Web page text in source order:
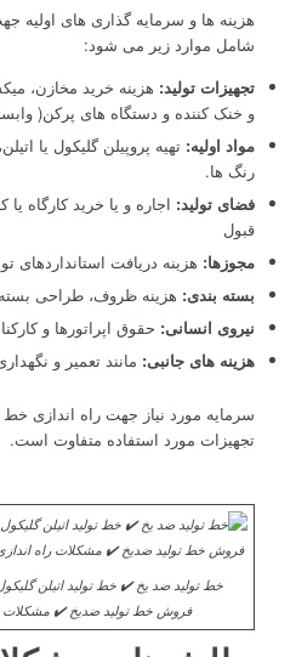
هزینه ها و سرمایه گذاری های اولیه
شامل موارد زیر می شود:
تجهیزات تولید: هزینه خرید مخازن،
و خنک کننده و دستگاه های پرکن(
مواد اولیه: تهیه پروپیلن گلیکول یا
رنگ ها.
فضای تولید: اجاره و یا خرید کارگاه
قبول
مجوزها: هزینه دریافت استانداردهای
بسته بندی: هزینه ظروف، طراحی
نیروی انسانی: حقوق اپراتورها و
هزینه های جانبی: مانند تعمیر و
سرمایه مورد نیاز جهت راه اندازی
تجهیزات مورد استفاده متفاوت است.
خط تولید ضد یخ ✔️ خط تولید اتیلن
فروش خط تولید ضدیخ ✔️ مشکلات